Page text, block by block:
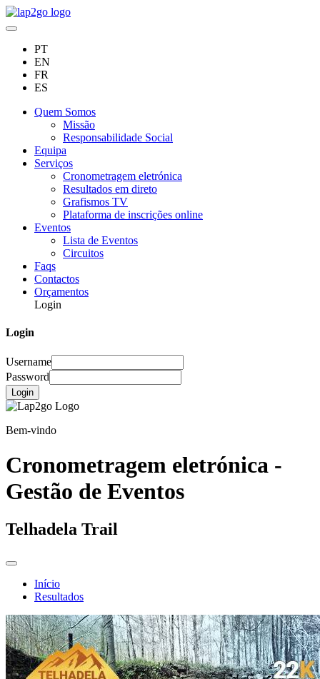
PT
EN
FR
ES
Quem Somos
Missão
Responsabilidade Social
Equipa
Serviços
Cronometragem eletrónica
Resultados em direto
Grafismos TV
Plataforma de inscrições online
Eventos
Lista de Eventos
Circuitos
Faqs
Contactos
Orçamentos
Login
Login
Username
Password
Login
Bem-vindo
Cronometragem eletrónica -
Gestão de Eventos
Telhadela Trail
Início
Resultados